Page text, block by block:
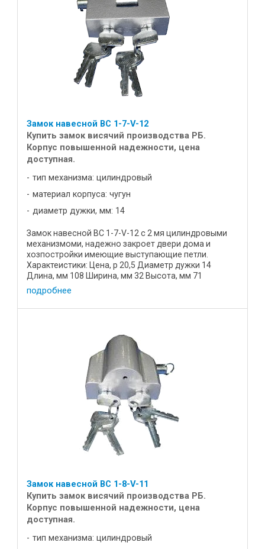
Замок навесной ВС 1-7-V-12
Купить замок висячий производства РБ.
Корпус повышенной надежности, цена
доступная.
тип механизма: цилиндровый
материал корпуса: чугун
диаметр дужки, мм: 14
Замок навесной ВС 1-7-V-12 с 2 мя цилиндровыми
механизмоми, надежно закроет двери дома и
хозпостройки имеющие выступающие петли.
Характеистики: Цена, р 20,5 Диаметр дужки 14
Длина, мм 108 Ширина, мм 32 Высота, мм 71
Материал корпуса высокопрочный ...
подробнее
Замок навесной ВС 1-8-V-11
Купить замок висячий производства РБ.
Корпус повышенной надежности, цена
доступная.
тип механизма: цилиндровый